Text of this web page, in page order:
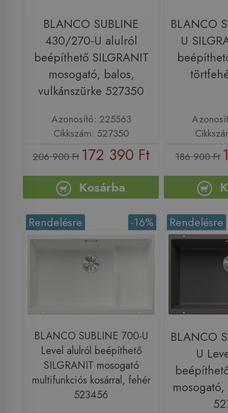
BLANCO SUBLINE
430/270-U alulról
beépíthető SILGRANIT
mosogató, balos,
vulkánszürke 527350
Azonosító: 225563
Cikkszám: 527350
206 900 Ft 172 390 Ft
Kosárba
BLANCO
U
186 900 Ft
-16%
Rendelésre
BLANCO SUBLINE 700-U
Level alulról beépíthető
SILGRANIT mosogató
multifunkciós kosárral, fehér
523456
Rendelésre
BLANCO
U